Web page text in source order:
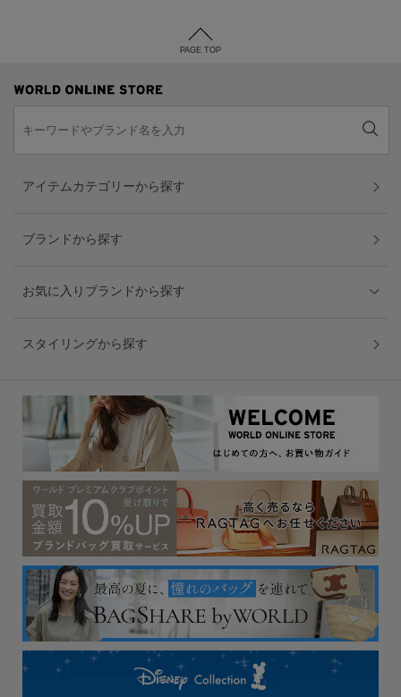
PAGE TOP
アイテムカテゴリーから探す
ブランドから探す
お気に入りブランドから探す
スタイリングから探す